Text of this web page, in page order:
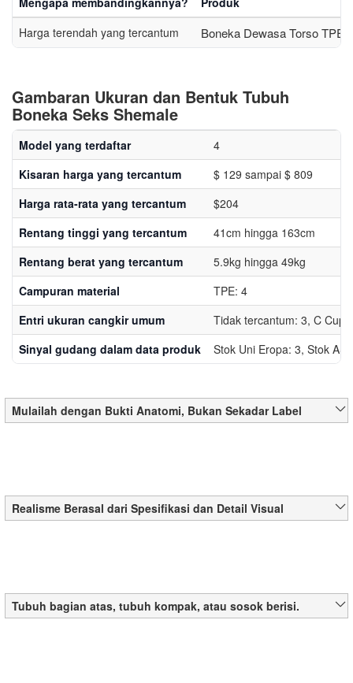
Harga terendah yang tercantum
Boneka Dewasa Torso TPE
Gambaran Ukuran dan Bentuk Tubuh
Boneka Seks Shemale
Model yang terdaftar
4
Kisaran harga yang tercantum
$ 129 sampai $ 809
Harga rata-rata yang tercantum
$204
Rentang tinggi yang tercantum
41cm hingga 163cm
Rentang berat yang tercantum
5.9kg hingga 49kg
Campuran material
TPE: 4
Entri ukuran cangkir umum
Tidak tercantum: 3, C Cup:
Sinyal gudang dalam data produk
Stok Uni Eropa: 3, Stok AS:
Mulailah dengan Bukti Anatomi, Bukan Sekadar Label
Realisme Berasal dari Spesifikasi dan Detail Visual
Tubuh bagian atas, tubuh kompak, atau sosok berisi.